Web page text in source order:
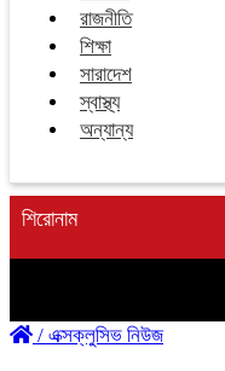
রাজনীতি
শিক্ষা
সারাদেশ
স্বাস্থ্য
অন্যান্য
শিরোনাম
/ এক্সক্লুসিভ নিউজ